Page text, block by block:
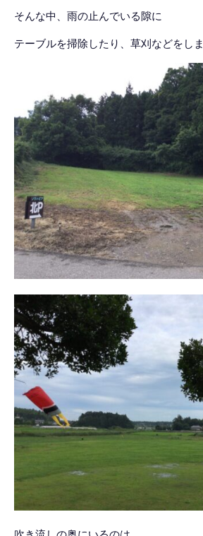
そんな中、雨の止んでいる隙に
テーブルを掃除したり、草刈などをしま